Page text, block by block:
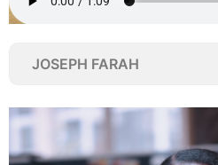
JOSEPH FARAH